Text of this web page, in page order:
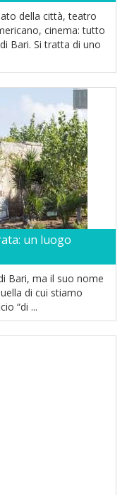
della città, teatro
cinema: tutto
Bari. Si tratta di uno
un luogo
Bari, ma il suo nome
di cui stiamo
“di ...